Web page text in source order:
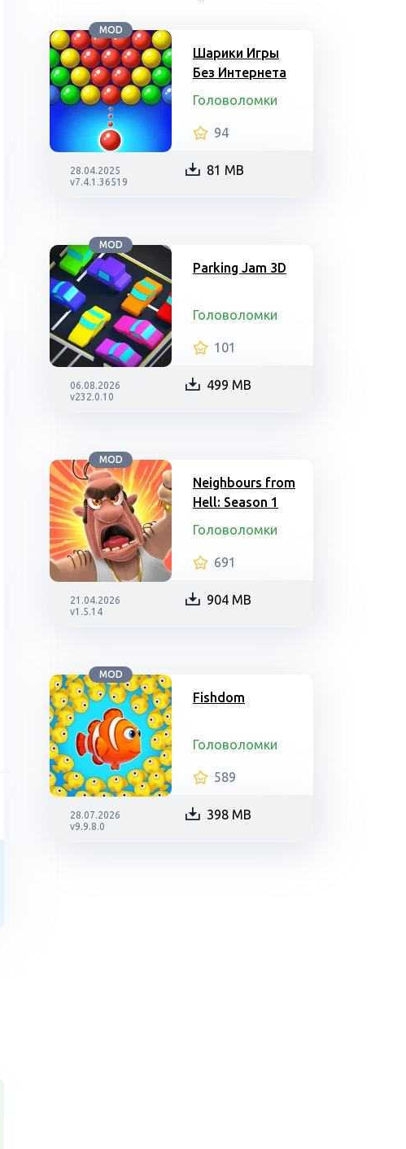
MOD
Шарики Игры
Без Интернета
Головоломки
94
28.04.2025
v7.4.1.36519
81 MB
MOD
Parking Jam 3D
Головоломки
101
06.08.2026
v232.0.10
499 MB
MOD
Neighbours from
Hell: Season 1
Головоломки
691
21.04.2026
v1.5.14
904 MB
MOD
Fishdom
Головоломки
589
28.07.2026
v9.9.8.0
398 MB